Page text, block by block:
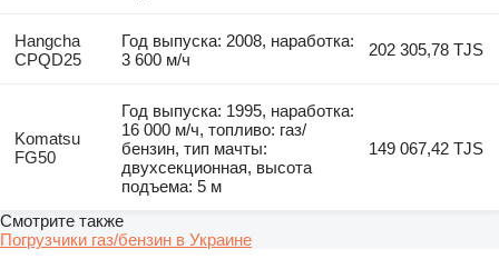
Hangcha
CPQD25
Год выпуска: 2008, наработка:
3 600 м/ч
202 305,78 TJS
Komatsu
FG50
Год выпуска: 1995, наработка:
16 000 м/ч, топливо: газ/
бензин, тип мачты:
двухсекционная, высота
подъема: 5 м
149 067,42 TJS
Смотрите также
Погрузчики газ/бензин в Украине